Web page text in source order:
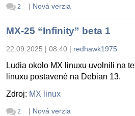
2 | Nová verzia
MX-25 “Infinity” beta 1
22.09.2025 | 08:40 | redhawk1975
Ludia okolo MX linuxu uvolnili na
linuxu postavené na Debian 13.
Zdroj: MX linux
2 | Nová verzia